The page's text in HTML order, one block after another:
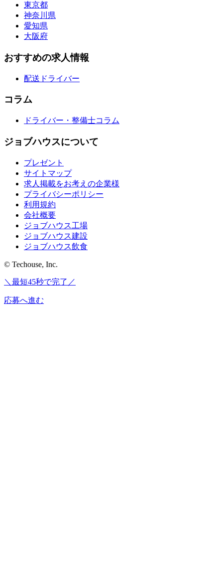
東京都
神奈川県
愛知県
大阪府
おすすめの求人情報
配送ドライバー
コラム
ドライバー・整備士コラム
ジョブハウスについて
プレゼント
サイトマップ
求人掲載をお考えの企業様
プライバシーポリシー
利用規約
会社概要
ジョブハウス工場
ジョブハウス建設
ジョブハウス飲食
© Techouse, Inc.
＼最短45秒で完了／
応募へ進む